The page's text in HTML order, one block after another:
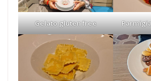
Gelato gluten free